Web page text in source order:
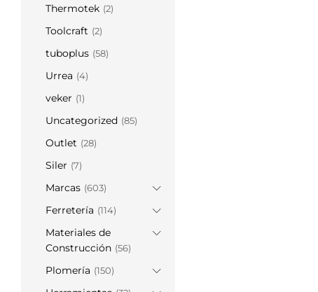
Thermotek (2)
Toolcraft (2)
tuboplus (58)
Urrea (4)
veker (1)
Uncategorized (85)
Outlet (28)
Siler (7)
Marcas (603)
Ferretería (114)
Materiales de
Construcción (56)
Plomería (150)